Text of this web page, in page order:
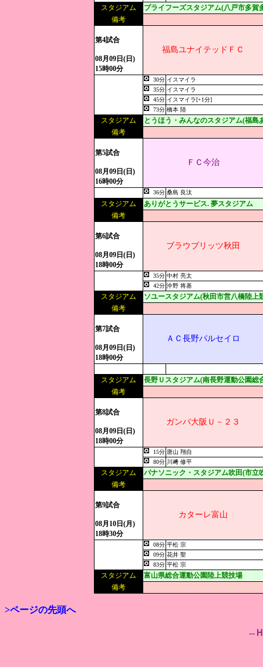
スタジアム
プライフーズスタジアム(八戸市多賀
備考
第4試合
08月09日(日)
15時00分
福島ユナイテッドＦＣ
30分 イスマイラ
35分 イスマイラ
45分 イスマイラ[+1分]
73分 橋本 陸
スタジアム
とうほう・みんなのスタジアム(福島
備考
第5試合
08月09日(日)
16時00分
ＦＣ今治
36分 桑島 良汰
スタジアム
ありがとうサービス. 夢スタジアム
備考
第6試合
08月09日(日)
18時00分
ブラウブリッツ秋田
35分 中村 亮太
42分 沖野 将基
スタジアム
ソユースタジアム(秋田市営八橋陸上
備考
第7試合
08月09日(日)
18時00分
ＡＣ長野パルセイロ
スタジアム
長野Ｕスタジアム(南長野運動公園総
備考
第8試合
08月09日(日)
18時00分
ガンバ大阪Ｕ－２３
15分 唐山 翔自
80分
川﨑 修平
スタジアム
パナソニック・スタジアム吹田(市立
備考
第9試合
08月10日(月)
18時30分
カターレ富山
08分 平松 宗
09分 花井 聖
83分 平松 宗
スタジアム
富山県総合運動公園陸上競技場
備考
>ページの先頭へ
--